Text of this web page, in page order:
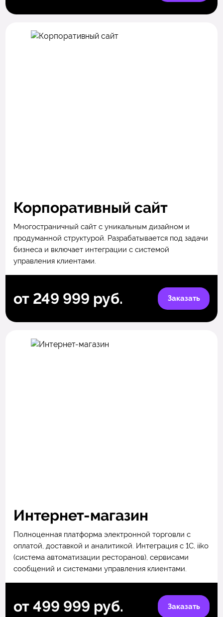
Корпоративный сайт
Многостраничный сайт с уникальным дизайном и
продуманной структурой. Разрабатывается под задачи
бизнеса и включает интеграции с системой
управления клиентами.
от 249 999 руб. Заказать
Интернет-магазин
Полноценная платформа электронной торговли с
оплатой, доставкой и аналитикой. Интеграция с 1С, iiko
(система автоматизации ресторанов), сервисами
сообщений и системами управления клиентами.
от 499 999 руб. Заказать